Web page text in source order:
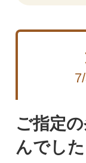
ご指定
んでした